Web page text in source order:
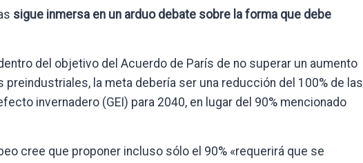
sigue inmersa en un arduo debate sobre la forma que debe
del objetivo del Acuerdo de París de no superar un aumento
preindustriales, la meta debería ser una reducción del 100% de las
invernadero (GEI) para 2040, en lugar del 90% mencionado
cree que proponer incluso sólo el 90% «requerirá que se